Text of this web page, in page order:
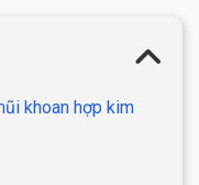
khoan hợp kim